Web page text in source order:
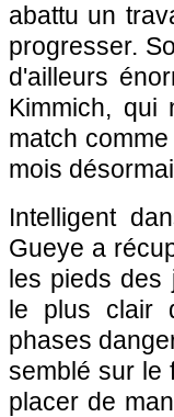
abattu un
progresser.
d'ailleurs
Kimmich, qui
match
mois
Intelligent
Gueye a
les pieds des
le plus clair
phases
semblé sur le
placer de